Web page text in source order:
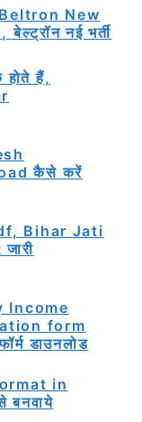
New
नई भर्ती
होते हैं,
कैसे करें
Bihar Jati
Income
form
डाउनलोड
in
बनवाये